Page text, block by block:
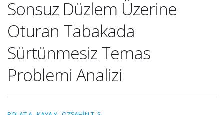
Sonsuz Düzlem Üzerine
Oturan Tabakada
Sürtünmesiz Temas
Problemi Analizi